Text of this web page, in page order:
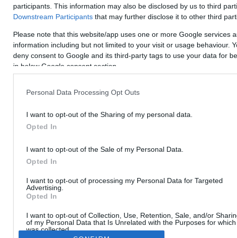
participants. This information may also be disclosed by us to third
Downstream Participants that may further disclose it to other third
Please note that this website/app uses one or more Google services
information including but not limited to your visit or usage behaviour.
deny consent to Google and its third-party tags to use your data for
in below Google consent section.
Personal Data Processing Opt Outs
I want to opt-out of the Sharing of my personal data.
Opted In
I want to opt-out of the Sale of my Personal Data.
Opted In
I want to opt-out of processing my Personal Data for Targeted
Advertising.
Opted In
I want to opt-out of Collection, Use, Retention, Sale, and/or
of my Personal Data that Is Unrelated with the Purposes for
was collected.